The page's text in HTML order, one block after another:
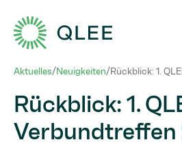
Aktuelles/Neuigkeiten/Rückblick: 1.
Rückblick: 1.
Verbundtreffen